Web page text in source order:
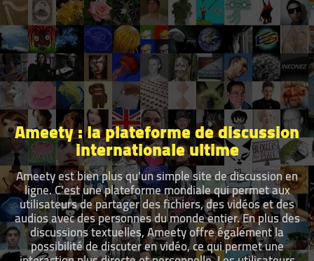
Ameety : la plateforme de discussion
internationale ultime
Ameety est bien plus qu'un simple site de discussion en
ligne. C'est une plateforme mondiale qui permet aux
utilisateurs de partager des fichiers, des vidéos et des
audios avec des personnes du monde entier. En plus des
discussions textuelles, Ameety offre également la
possibilité de discuter en vidéo, ce qui permet une